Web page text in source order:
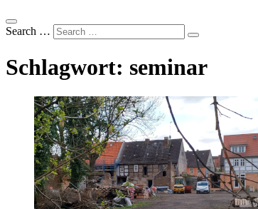
Search …
Schlagwort: seminar